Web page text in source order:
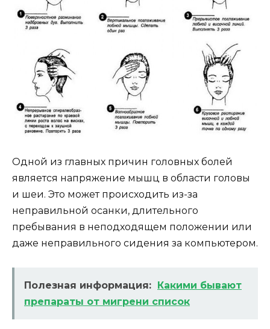
Одной из главных причин головных болей
является напряжение мышц в области головы
и шеи. Это может происходить из-за
неправильной осанки, длительного
пребывания в неподходящем положении или
даже неправильного сидения за компьютером.
Полезная информация:
Какими бывают
препараты от мигрени список